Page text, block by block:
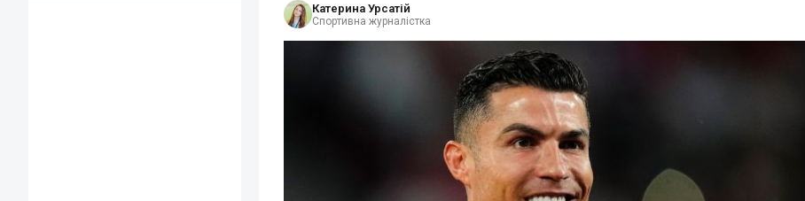
Катерина Урсатій
Спортивна журналістка